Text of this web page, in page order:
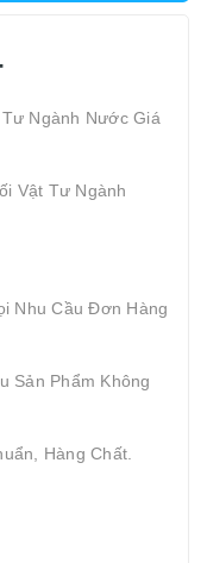
Ngành Nước Giá
Vật Tư Ngành
Nhu Cầu Đơn Hàng
Sản Phẩm Không
Hàng Chất.